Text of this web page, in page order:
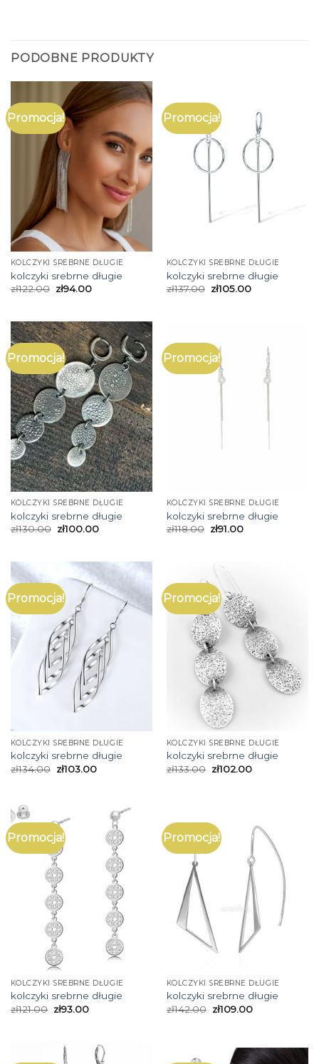
PODOBNE PRODUKTY
Promocja!
KOLCZYKI SREBRNE DŁUGIE
kolczyki srebrne długie
zł122.00 zł94.00
Promocja!
KOLCZYKI SREBRNE DŁUGIE
kolczyki srebrne długie
zł137.00 zł105.00
Promocja!
KOLCZYKI SREBRNE DŁUGIE
kolczyki srebrne długie
zł130.00 zł100.00
Promocja!
KOLCZYKI SREBRNE DŁUGIE
kolczyki srebrne długie
zł118.00 zł91.00
Promocja!
KOLCZYKI SREBRNE DŁUGIE
kolczyki srebrne długie
zł134.00 zł103.00
Promocja!
KOLCZYKI SREBRNE DŁUGIE
kolczyki srebrne długie
zł133.00 zł102.00
Promocja!
KOLCZYKI SREBRNE DŁUGIE
kolczyki srebrne długie
zł121.00 zł93.00
Promocja!
KOLCZYKI SREBRNE DŁUGIE
kolczyki srebrne długie
zł142.00 zł109.00